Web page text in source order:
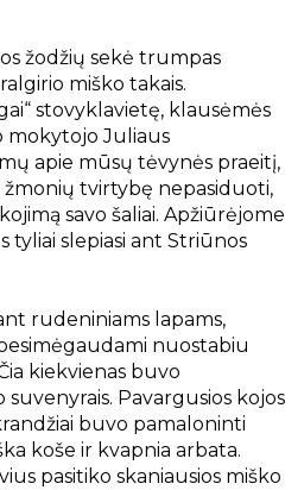
žodžių sekė trumpas
miško takais.
stovyklavietę, klausėmės
mokytojo Juliaus
apie mūsų tėvynės praeitį,
tvirtybę nepasiduoti,
savo šaliai. Apžiūrėjome
slepiasi ant Striūnos
rudeniniams lapams,
nuostabiu
kiekvienas buvo
Pavargusios kojos
buvo pamaloninti
koše ir kvapnia arbata.
pasitiko skaniausios miško